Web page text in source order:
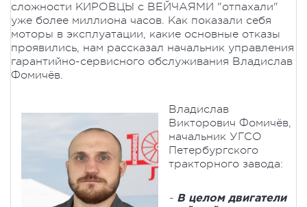
сложности КИРОВЦЫ с ВЕЙЧАЯМИ "отпахали"
уже более миллиона часов. Как показали себя
моторы в эксплуатации, какие основные отказы
проявились, нам рассказал начальник управления
гарантийно-сервисного обслуживания Владислав
Фомичёв.
Владислав
Викторович Фомичёв,
начальник УГСО
Петербургского
тракторного завода:
- В целом двигатели